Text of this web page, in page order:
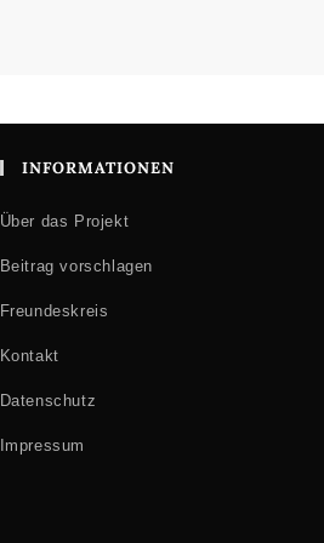
INFORMATIONEN
Über das Projekt
Beitrag vorschlagen
Freundeskreis
Kontakt
Datenschutz
Impressum